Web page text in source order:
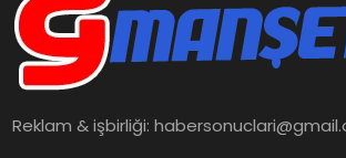
Reklam & işbirliği: